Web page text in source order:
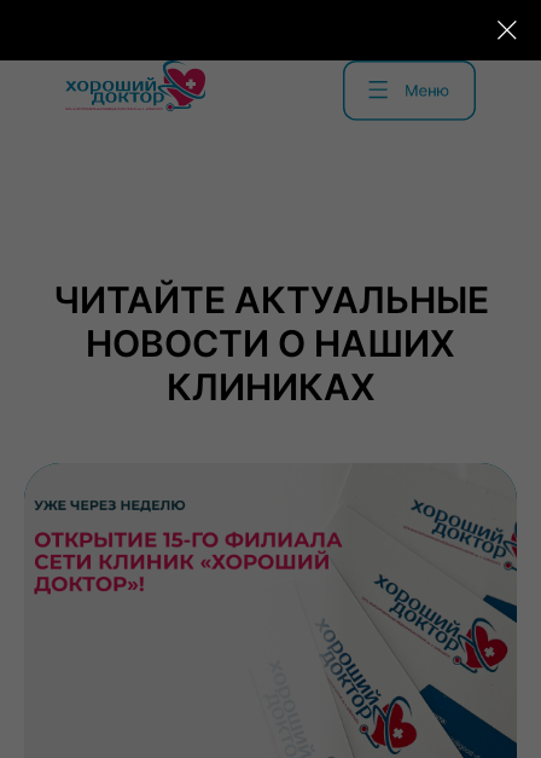
ЧИТАЙТЕ АКТУАЛЬНЫЕ
НОВОСТИ О НАШИХ
КЛИНИКАХ